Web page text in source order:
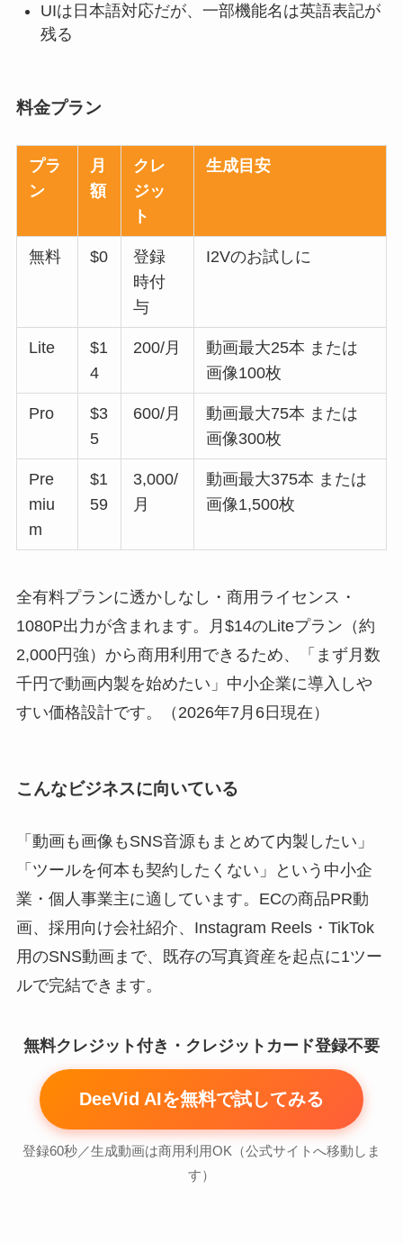
UIは日本語対応だが、一部機能名は英語表記が
残る
料金プラン
プラ
ン
月
額
クレ
ジッ
ト
生成目安
無料 $0
登録
時付
与
I2Vのお試しに
Lite
$1
4
200/月
動画最大25本 または
画像100枚
Pro
$3
5
600/月
動画最大75本 または
画像300枚
Pre
miu
m
$1
59
3,000/
月
動画最大375本 または
画像1,500枚
全有料プランに透かしなし・商用ライセンス・
1080P出力が含まれます。月$14のLiteプラン（約
2,000円強）から商用利用できるため、「まず月数
千円で動画内製を始めたい」中小企業に導入しや
すい価格設計です。（2026年7月6日現在）
こんなビジネスに向いている
「動画も画像もSNS音源もまとめて内製したい」
「ツールを何本も契約したくない」という中小企
業・個人事業主に適しています。ECの商品PR動
画、採用向け会社紹介、Instagram Reels・TikTok
用のSNS動画まで、既存の写真資産を起点に1ツー
ルで完結できます。
無料クレジット付き・クレジットカード登録不要
DeeVid AIを無料で試してみる
登録60秒／生成動画は商用利用OK（公式サイトへ移動しま
す）